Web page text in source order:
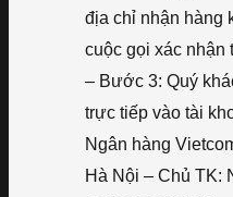
địa chỉ nhận hàng
cuộc gọi xác nhận
– Bước 3: Quý
trực tiếp vào tài
Ngân hàng
Hà Nội – Chủ TK: